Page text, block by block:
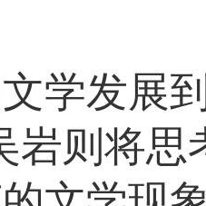
学发展
岩则将